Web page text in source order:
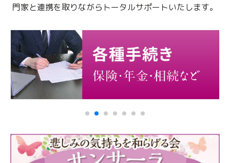
門家と連携を取りながらトータルサポートいたします。